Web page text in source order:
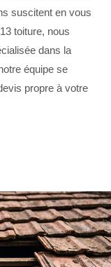
suscitent en vous
toiture, nous
dans la
équipe se
propre à votre